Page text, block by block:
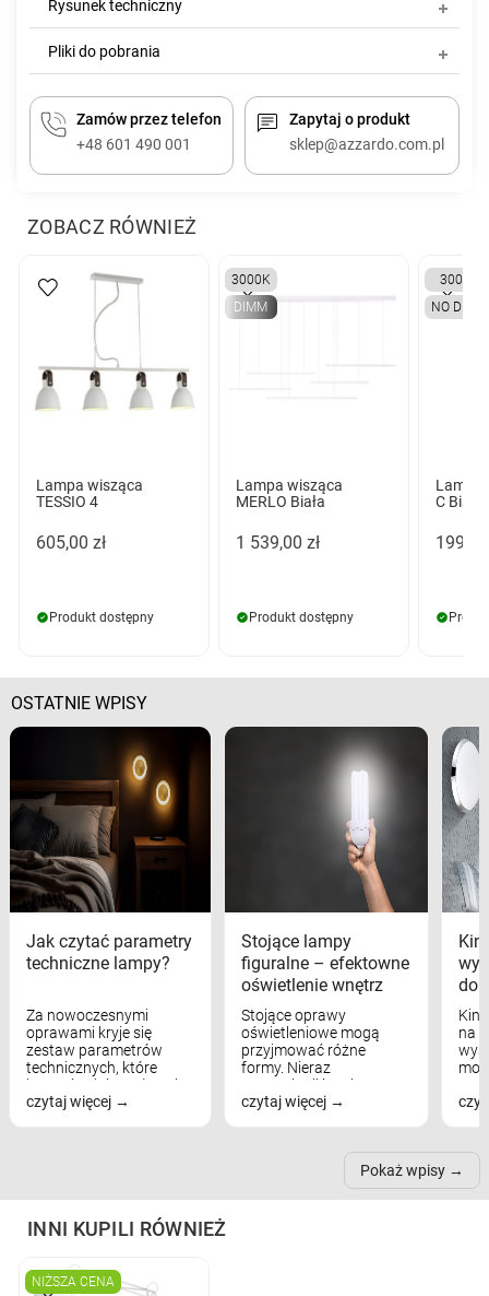
Rysunek techniczny
Pliki do pobrania
Zamów przez telefon
+48 601 490 001
Zapytaj o produkt
sklep@azzardo.com.pl
ZOBACZ RÓWNIEŻ
Lampa wisząca
TESSIO 4
605,00 zł
Produkt dostępny
3000K
DIMM
Lampa wisząca
MERLO Biała
1 539,00 zł
Produkt dostępny
3000K
NO DIMM
Lampa
C Biała
199,00
OSTATNIE WPISY
Jak czytać parametry
techniczne lampy?
Za nowoczesnymi
oprawami kryje się
zestaw parametrów
technicznych, które
bezpośrednio wpływają
na komfort widzenia,
czytaj więcej
Stojące lampy
figuralne – efektowne
oświetlenie wnętrz
Stojące oprawy
oświetleniowe mogą
przyjmować różne
formy. Nieraz
wspominaliśmy już
modele na łukowych
nich może przydać się w
czytaj więcej
na
Pokaż wpisy
INNI KUPILI RÓWNIEŻ
NIŻSZA CENA